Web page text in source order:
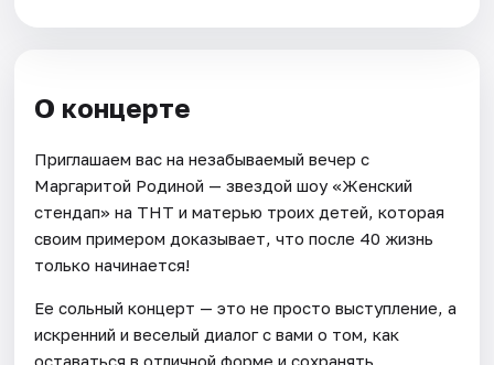
О концерте
Приглашаем вас на незабываемый вечер с
Маргаритой Родиной — звездой шоу «Женский
стендап» на ТНТ и матерью троих детей, которая
своим примером доказывает, что после 40 жизнь
только начинается!
Ее сольный концерт — это не просто выступление, а
искренний и веселый диалог с вами о том, как
оставаться в отличной форме и сохранять